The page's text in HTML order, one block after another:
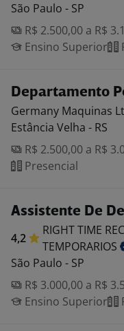
São Paulo - SP
R$ 2.500,00 a R$
Ensino Superior
Departamento
Germany Maquinas
Estância Velha - RS
R$ 2.500,00 a R$
Presencial
Assistente De
4,2
RIGHT TIME
TEMPORARIOS
São Paulo - SP
R$ 3.000,00 a R$
Ensino Superior